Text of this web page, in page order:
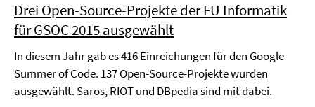
Drei Open-Source-Projekte der FU Informatik
für GSOC 2015 ausgewählt
In diesem Jahr gab es 416 Einreichungen für den Google
Summer of Code. 137 Open-Source-Projekte wurden
ausgewählt. Saros, RIOT und DBpedia sind mit dabei.